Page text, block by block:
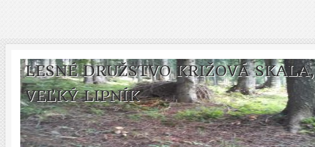
LESNÉ DRUŽSTVO KRIŽOVÁ SKALA,
VEĽKÝ LIPNÍK